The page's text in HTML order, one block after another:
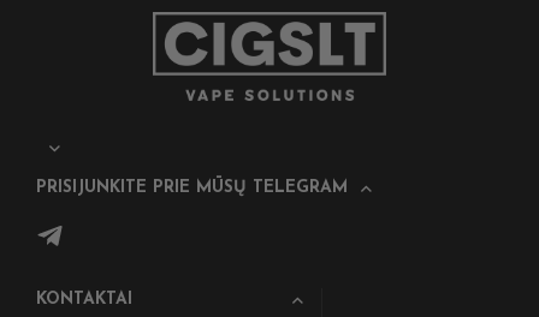
PRISIJUNKITE PRIE MŪSŲ TELEGRAM
KONTAKTAI